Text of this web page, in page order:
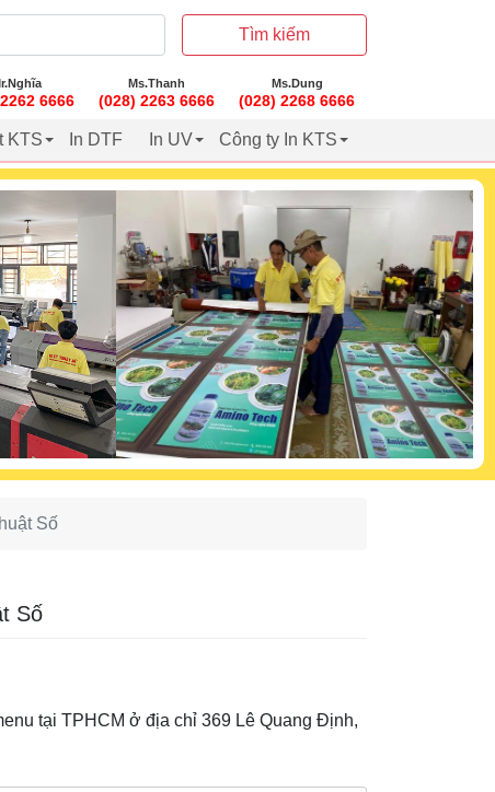
Tìm kiếm
6666
Ms.Thanh
(028) 2263 6666
Ms.Dung
(028) 2268 6666
KTS In DTF In UV Công ty In KTS
Số
Số
tại TPHCM ở địa chỉ 369 Lê Quang Định,